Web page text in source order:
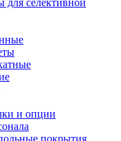
для селективной
и опции
покрытия